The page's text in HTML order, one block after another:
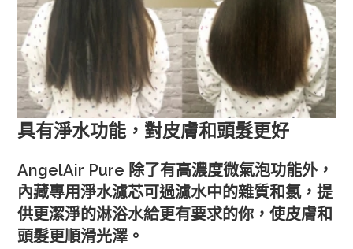
具有淨水功能，對皮膚和頭髮更好
AngelAir Pure 除了有高濃度微氣泡功能外，
內藏專用淨水濾芯可過濾水中的雜質和氯，提
供更潔淨的淋浴水給更有要求的你，使皮膚和
頭髮更順滑光澤。